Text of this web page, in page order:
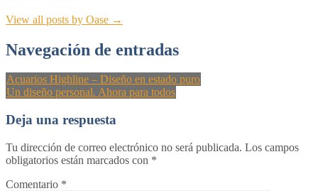
View all posts by Oase →
Navegación de entradas
Acuarios Highline – Diseño en estado puro
Un diseño personal. Ahora para todos
Deja una respuesta
Tu dirección de correo electrónico no será publicada. Los campos
obligatorios están marcados con *
Comentario *